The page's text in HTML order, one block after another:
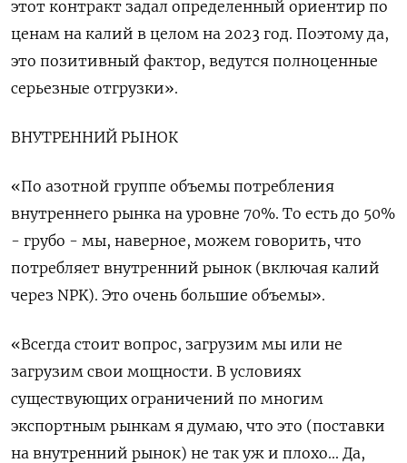
этот контракт задал определенный ориентир по
ценам на калий в целом на 2023 год. Поэтому да,
это позитивный фактор, ведутся полноценные
серьезные отгрузки».
ВНУТРЕННИЙ РЫНОК
«По азотной группе объемы потребления
внутреннего рынка на уровне 70%. То есть до 50%
- грубо - мы, наверное, можем говорить, что
потребляет внутренний рынок (включая калий
через NPK). Это очень большие объемы».
«Всегда стоит вопрос, загрузим мы или не
загрузим свои мощности. В условиях
существующих ограничений по многим
экспортным рынкам я думаю, что это (поставки
на внутренний рынок) не так уж и плохо... Да,